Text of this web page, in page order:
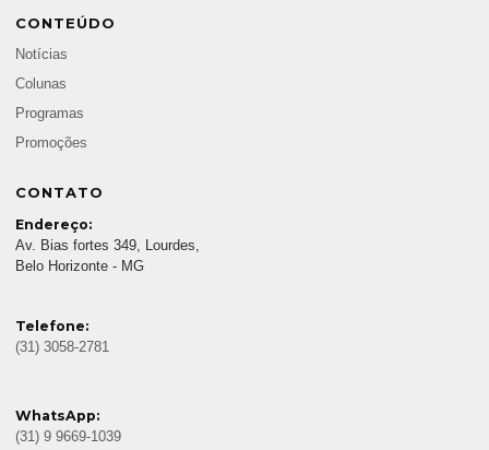
CONTEÚDO
Notícias
Colunas
Programas
Promoções
CONTATO
Endereço:
Av. Bias fortes 349, Lourdes,
Belo Horizonte - MG
Telefone:
(31) 3058-2781
WhatsApp:
(31) 9 9669-1039